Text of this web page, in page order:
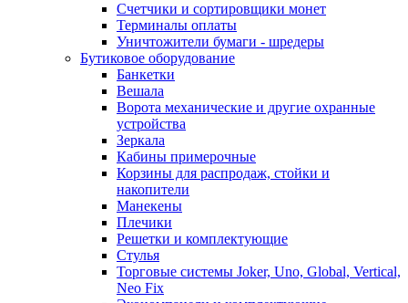
Счетчики и сортировщики монет
Терминалы оплаты
Уничтожители бумаги - шредеры
Бутиковое оборудование
Банкетки
Вешала
Ворота механические и другие охранные
устройства
Зеркала
Кабины примерочные
Корзины для распродаж, стойки и
накопители
Манекены
Плечики
Решетки и комплектующие
Стулья
Торговые системы Joker, Uno, Global, Vertical,
Neo Fix